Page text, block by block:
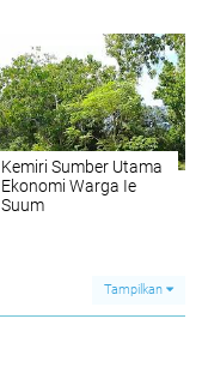
Kemiri Sumber Utama
Ekonomi Warga Ie
Suum
Tampilkan